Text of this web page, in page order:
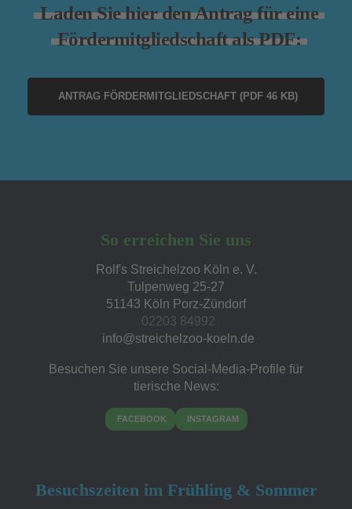
Laden Sie hier den Antrag für eine
Fördermitgliedschaft als PDF:
ANTRAG FÖRDERMITGLIEDSCHAFT (PDF 46 KB)
So erreichen Sie uns
Rolf's Streichelzoo Köln e. V.
Tulpenweg 25-27
51143 Köln Porz-Zündorf
02203 84992
Besuchen Sie unsere Social-Media-Profile für
tierische News:
FACEBOOK INSTAGRAM
Besuchszeiten im Frühling & Sommer